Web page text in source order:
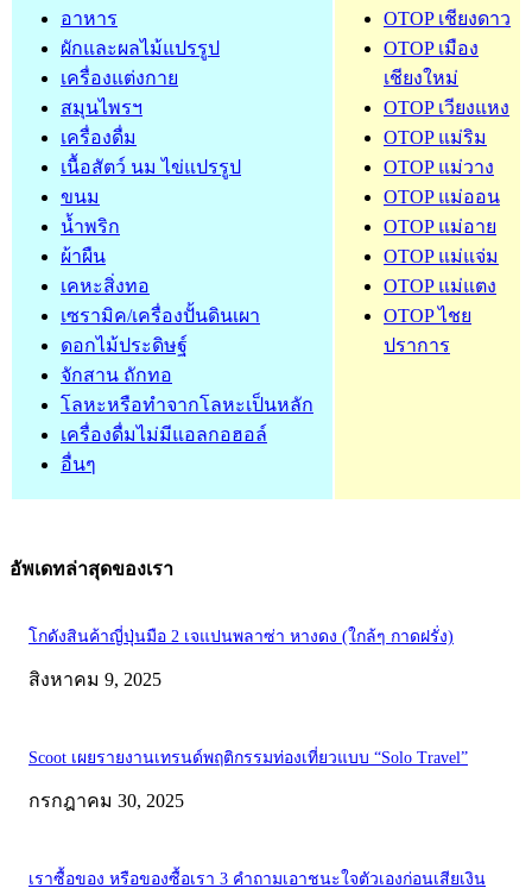
OTOP เชียงดาว
OTOP เมือง
เชียงใหม่
OTOP เวียงแหง
OTOP แม่ริม
OTOP แม่วาง
OTOP แม่ออน
OTOP แม่อาย
OTOP แม่แจ่ม
OTOP แม่แตง
OTOP ไชย
ปราการ
อาหาร
ผักและผลไม้แปรรูป
เครื่องแต่งกาย
สมุนไพรฯ
เครื่องดื่ม
เนื้อสัตว์ นม ไข่แปรรูป
ขนม
น้ำพริก
ผ้าผืน
เคหะสิ่งทอ
เซรามิค/เครื่องปั้นดินเผา
ดอกไม้ประดิษฐ์
จักสาน ถักทอ
โลหะหรือทำจากโลหะเป็นหลัก
เครื่องดื่มไม่มีแอลกอฮอล์
อื่นๆ
อัพเดทล่าสุดของเรา
โกดังสินค้าญี่ปุ่นมือ 2 เจแปนพลาซ่า หางดง (ใกล้ๆ กาดฝรั่ง)
สิงหาคม 9, 2025
Scoot เผยรายงานเทรนด์พฤติกรรมท่องเที่ยวแบบ “Solo Travel”
กรกฎาคม 30, 2025
เราซื้อของ หรือของซื้อเรา 3 คำถามเอาชนะใจตัวเองก่อนเสียเงิน